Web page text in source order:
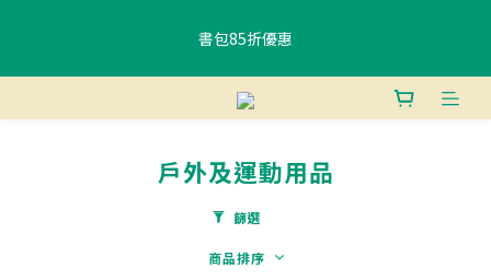
書包85折優惠
書包85折優惠
購物滿$400香港免運費 、滿$800澳門免運費
使用FPS或銀行轉賬付款滿 HK$400，即可獲贈免費午餐袋一個 (隨
書包85折優惠
戶外及運動用品
篩選
商品排序